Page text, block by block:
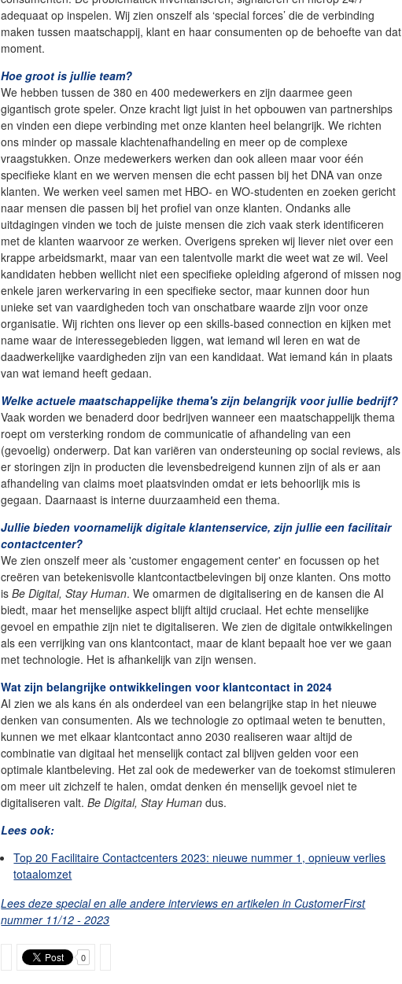
adequaat op inspelen. Wij zien onszelf als ‘special forces’ die de verbinding
maken tussen maatschappij, klant en haar consumenten op de behoefte van dat
moment.
Hoe groot is jullie team?
We hebben tussen de 380 en 400 medewerkers en zijn daarmee geen
gigantisch grote speler. Onze kracht ligt juist in het opbouwen van partnerships
en vinden een diepe verbinding met onze klanten heel belangrijk. We richten
ons minder op massale klachtenafhandeling en meer op de complexe
vraagstukken. Onze medewerkers werken dan ook alleen maar voor één
specifieke klant en we werven mensen die echt passen bij het DNA van onze
klanten. We werken veel samen met HBO- en WO-studenten en zoeken gericht
naar mensen die passen bij het profiel van onze klanten. Ondanks alle
uitdagingen vinden we toch de juiste mensen die zich vaak sterk identificeren
met de klanten waarvoor ze werken. Overigens spreken wij liever niet over een
krappe arbeidsmarkt, maar van een talentvolle markt die weet wat ze wil. Veel
kandidaten hebben wellicht niet een specifieke opleiding afgerond of missen nog
enkele jaren werkervaring in een specifieke sector, maar kunnen door hun
unieke set van vaardigheden toch van onschatbare waarde zijn voor onze
organisatie. Wij richten ons liever op een skills-based connection en kijken met
name waar de interessegebieden liggen, wat iemand wil leren en wat de
daadwerkelijke vaardigheden zijn van een kandidaat. Wat iemand kán in plaats
van wat iemand heeft gedaan.
Welke actuele maatschappelijke thema's zijn belangrijk voor jullie bedrijf?
Vaak worden we benaderd door bedrijven wanneer een maatschappelijk thema
roept om versterking rondom de communicatie of afhandeling van een
(gevoelig) onderwerp. Dat kan variëren van ondersteuning op social reviews, als
er storingen zijn in producten die levensbedreigend kunnen zijn of als er aan
afhandeling van claims moet plaatsvinden omdat er iets behoorlijk mis is
gegaan. Daarnaast is interne duurzaamheid een thema.
Jullie bieden voornamelijk digitale klantenservice, zijn jullie een facilitair
contactcenter?
We zien onszelf meer als 'customer engagement center' en focussen op het
creëren van betekenisvolle klantcontactbelevingen bij onze klanten. Ons motto
isBe Digital, Stay Human. We omarmen de digitalisering en de kansen die AI
biedt, maar het menselijke aspect blijft altijd cruciaal. Het echte menselijke
gevoel en empathie zijn niet te digitaliseren. We zien de digitale ontwikkelingen
als een verrijking van ons klantcontact, maar de klant bepaalt hoe ver we gaan
met technologie. Het is afhankelijk van zijn wensen.
Wat zijn belangrijke ontwikkelingen voor klantcontact in 2024
AI zien we als kans én als onderdeel van een belangrijke stap in het nieuwe
denken van consumenten. Als we technologie zo optimaal weten te benutten,
kunnen we met elkaar klantcontact anno 2030 realiseren waar altijd de
combinatie van digitaal het menselijk contact zal blijven gelden voor een
optimale klantbeleving. Het zal ook de medewerker van de toekomst stimuleren
om meer uit zichzelf te halen, omdat denken én menselijk gevoel niet te
digitaliseren valt.Be Digital, Stay Human dus.
Lees ook:
Top 20 Facilitaire Contactcenters 2023: nieuwe nummer 1, opnieuw verlies
totaalomzet
Lees deze special en alle andere interviews en artikelen in CustomerFirst
nummer 11/12 - 2023
0